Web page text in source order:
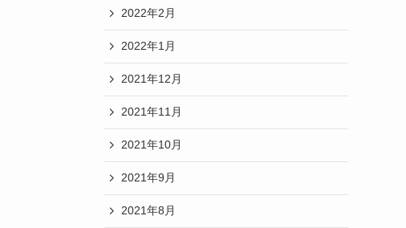
2022年2月
2022年1月
2021年12月
2021年11月
2021年10月
2021年9月
2021年8月